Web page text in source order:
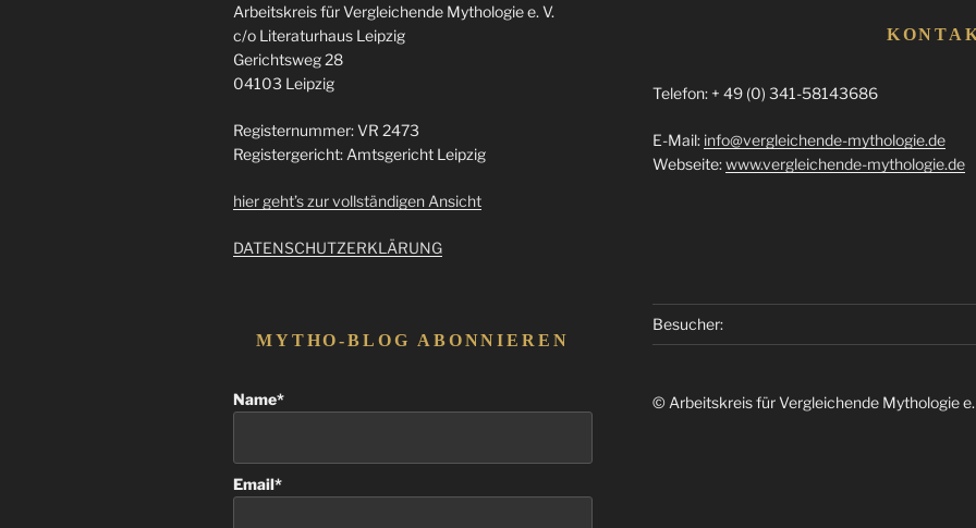
Hymnen
an
die
Arbeitskreis für Vergleichende Mythologie e. V.
c/o Literaturhaus Leipzig
Gerichtsweg 28
04103 Leipzig
Registernummer: VR 2473
Registergericht: Amtsgericht Leipzig
hier geht’s zur vollständigen Ansicht
DATENSCHUTZERKLÄRUNG
MYTHO-BLOG ABONNIEREN
Name*
Email*
Telefon: + 49 (0) 341-58143686
E-Mail: info@vergleichende-mythologie.de
Webseite:www.vergleichende-mythologie.de
Besucher:
© Arbeitskreis für Vergleichende Mythologie